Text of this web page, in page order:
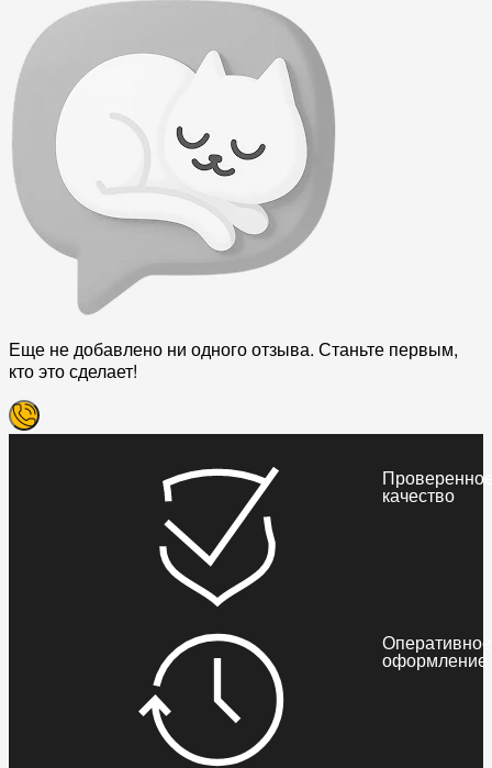
Еще не добавлено ни одного отзыва. Станьте первым,
кто это сделает!
качество
Оперативное
оформление